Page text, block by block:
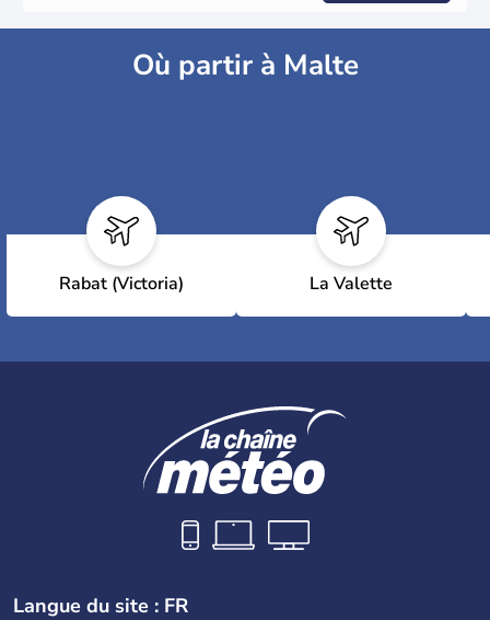
Où partir à Malte
Rabat (Victoria) La Valette
Langue du site : FR